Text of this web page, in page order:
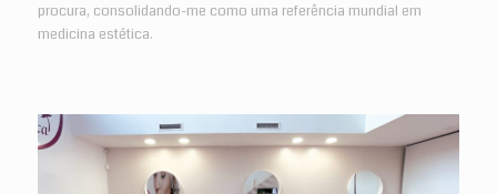
procura, consolidando-me como uma referência mundial em
medicina estética.